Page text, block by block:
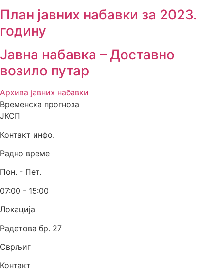
План јавних набавки за 2023.
годину
Јавна набавка – Доставно
возило путар
Архива јавних набавки
Временска прогноза
ЈКСП
Контакт инфо.
Радно време
Пон. - Пет.
07:00 - 15:00
Локација
Радетова бр. 27
Сврљиг
Контакт